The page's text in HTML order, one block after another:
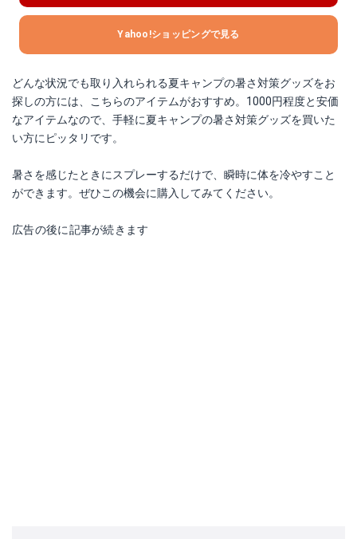
Yahoo!ショッピングで見る
どんな状況でも取り入れられる夏キャンプの暑さ対策グッズをお
探しの方には、こちらのアイテムがおすすめ。1000円程度と安価
なアイテムなので、手軽に夏キャンプの暑さ対策グッズを買いた
い方にピッタリです。
暑さを感じたときにスプレーするだけで、瞬時に体を冷やすこと
ができます。ぜひこの機会に購入してみてください。
広告の後に記事が続きます